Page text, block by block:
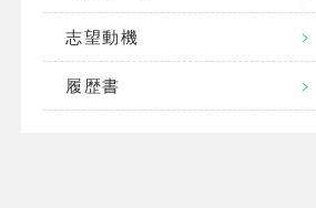
志望動機
履歴書